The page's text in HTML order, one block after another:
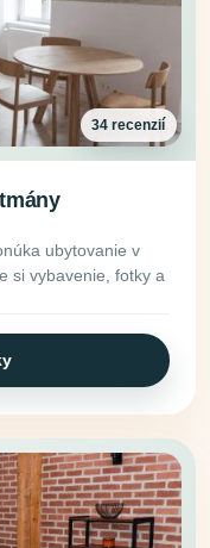
34 recenzií
ubytovanie v
si vybavenie, fotky a